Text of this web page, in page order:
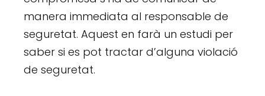
manera immediata al responsable de
seguretat. Aquest en farà un estudi per
saber si es pot tractar d’alguna violació
de seguretat.